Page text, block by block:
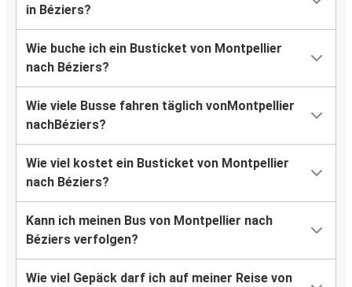
in Béziers?
Wie buche ich ein Busticket von Montpellier
nach Béziers?
Wie viele Busse fahren täglich vonMontpellier
nachBéziers?
Wie viel kostet ein Busticket von Montpellier
nach Béziers?
Kann ich meinen Bus von Montpellier nach
Béziers verfolgen?
Wie viel Gepäck darf ich auf meiner Reise von